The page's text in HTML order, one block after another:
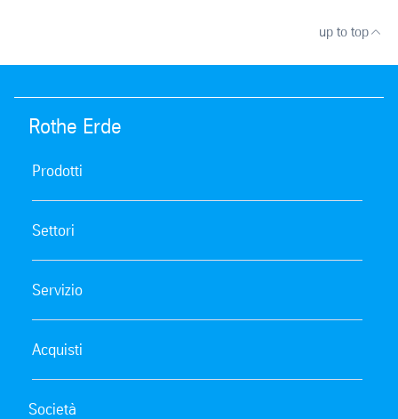
up to top
Rothe Erde
Prodotti
Settori
Servizio
Acquisti
Società